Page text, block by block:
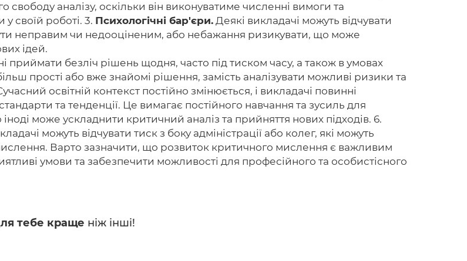
аналізу, оскільки він виконуватиме численні вимоги та
у своїй роботі. 3. Психологічні бар'єри. Деякі викладачі можуть відчувати
неправим чи недооціненим, або небажання ризикувати, що може
ідей.
приймати безліч рішень щодня, часто під тиском часу, а також в умовах
прості або вже знайомі рішення, замість аналізувати можливі ризики та
освітній контекст постійно змінюється, і викладачі повинні
та тенденції. Це вимагає постійного навчання та зусиль для
може ускладнити критичний аналіз та прийняття нових підходів. 6.
можуть відчувати тиск з боку адміністрації або колег, які можуть
Варто зазначити, що розвиток критичного мислення є важливим
умови та забезпечити можливості для професійного та особистісного
тебе краще ніж інші!
Головна
Авторам
Умови
Вхiд